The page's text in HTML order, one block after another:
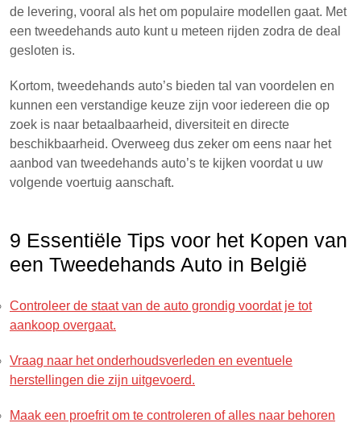
de levering, vooral als het om populaire modellen gaat. Met
een tweedehands auto kunt u meteen rijden zodra de deal
gesloten is.
Kortom, tweedehands auto’s bieden tal van voordelen en
kunnen een verstandige keuze zijn voor iedereen die op
zoek is naar betaalbaarheid, diversiteit en directe
beschikbaarheid. Overweeg dus zeker om eens naar het
aanbod van tweedehands auto’s te kijken voordat u uw
volgende voertuig aanschaft.
9 Essentiële Tips voor het Kopen van
een Tweedehands Auto in België
Controleer de staat van de auto grondig voordat je tot
aankoop overgaat.
Vraag naar het onderhoudsverleden en eventuele
herstellingen die zijn uitgevoerd.
Maak een proefrit om te controleren of alles naar behoren